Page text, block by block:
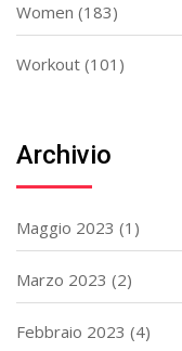
Women (183)
Workout (101)
Archivio
Maggio 2023 (1)
Marzo 2023 (2)
Febbraio 2023 (4)